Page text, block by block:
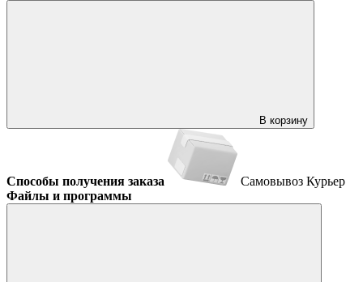
В корзину
Способы получения заказа Самовывоз Курьер
Файлы и программы